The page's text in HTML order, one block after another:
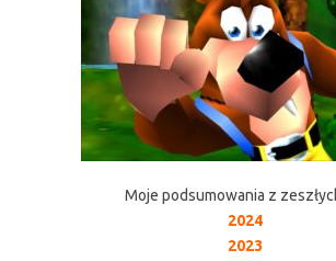
Moje podsumowania z
2024
2023